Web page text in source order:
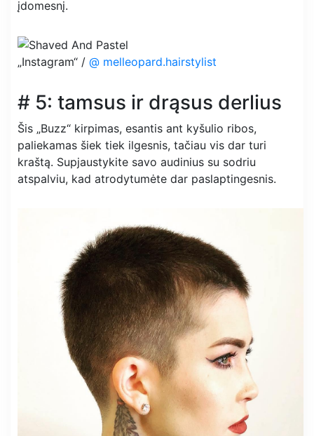
įdomesnį.
„Instagram“ / @ melleopard.hairstylist
# 5: tamsus ir drąsus derlius
Šis „Buzz“ kirpimas, esantis ant kyšulio ribos,
paliekamas šiek tiek ilgesnis, tačiau vis dar turi
kraštą. Supjaustykite savo audinius su sodriu
atspalviu, kad atrodytumėte dar paslaptingesnis.